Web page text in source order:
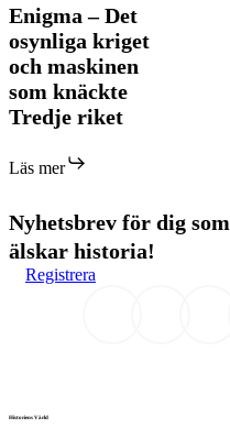
Enigma
Det
osynliga
kriget
och
maskinen
knäckte
Enigma – Det
osynliga kriget
och maskinen
som knäckte
Tredje riket
Läs mer
Nyhetsbrev för dig som
älskar historia!
Registrera
Historiens Värld